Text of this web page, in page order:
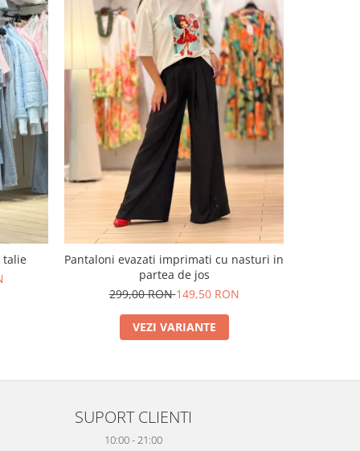
talie
Pantaloni evazati imprimati cu nasturi in
partea de jos
299,00 RON149,50 RON
VEZI VARIANTE
SUPORT CLIENTI
10:00 - 21:00